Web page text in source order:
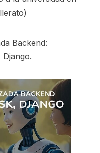
)
Backend:
Django.